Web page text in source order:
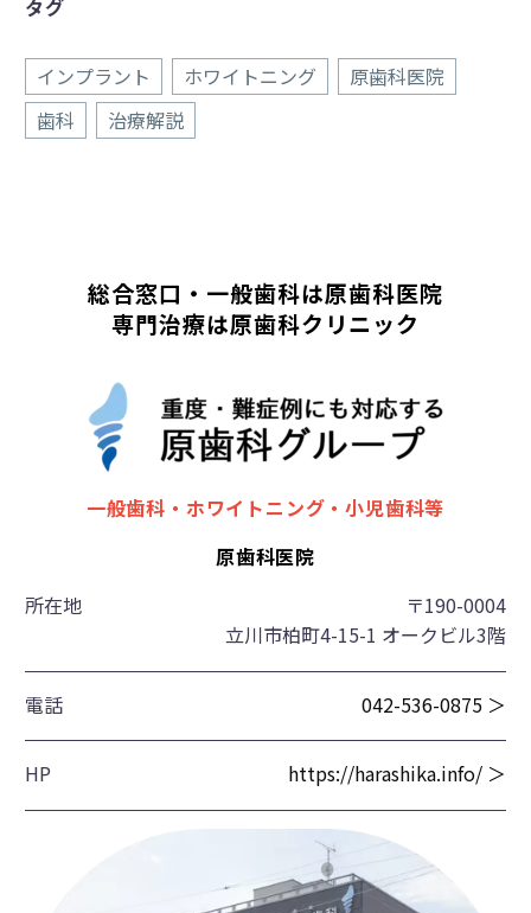
タグ
インプラント ホワイトニング
原歯科医院
歯科
治療解説
総合窓口・一般歯科は原歯科医院
専門治療は原歯科クリニック
一般歯科・ホワイトニング・小児歯科等
原歯科医院
所在地
〒190-0004
立川市柏町4-15-1 オークビル3階
電話 042-536-0875 ＞
HP https://harashika.info/ ＞